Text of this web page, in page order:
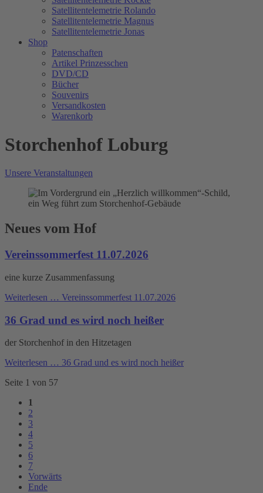
Satellitentelemetrie Rolando
Satellitentelemetrie Magnus
Satellitentelemetrie Jonas
Shop
Patenschaften
Artikel Prinzesschen
DVD/CD
Bücher
Souvenirs
Versandkosten
Warenkorb
Storchenhof Loburg
Unsere Veranstaltungen
Neues vom Hof
Vereinssommerfest 11.07.2026
eine kurze Zusammenfassung
Weiterlesen … Vereinssommerfest 11.07.2026
36 Grad und es wird noch heißer
der Storchenhof in den Hitzetagen
Weiterlesen … 36 Grad und es wird noch heißer
Seite 1 von 57
1
2
3
4
5
6
7
Vorwärts
Ende